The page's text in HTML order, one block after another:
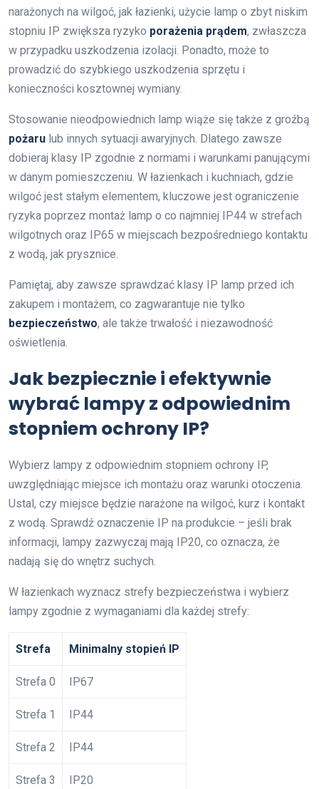
narażonych na wilgoć, jak łazienki, użycie lamp o zbyt niskim
stopniu IP zwiększa ryzyko porażenia prądem, zwłaszcza
w przypadku uszkodzenia izolacji. Ponadto, może to
prowadzić do szybkiego uszkodzenia sprzętu i
konieczności kosztownej wymiany.
Stosowanie nieodpowiednich lamp wiąże się także z groźbą
pożaru lub innych sytuacji awaryjnych. Dlatego zawsze
dobieraj klasy IP zgodnie z normami i warunkami panującymi
w danym pomieszczeniu. W łazienkach i kuchniach, gdzie
wilgoć jest stałym elementem, kluczowe jest ograniczenie
ryzyka poprzez montaż lamp o co najmniej IP44 w strefach
wilgotnych oraz IP65 w miejscach bezpośredniego kontaktu
z wodą, jak prysznice.
Pamiętaj, aby zawsze sprawdzać klasy IP lamp przed ich
zakupem i montażem, co zagwarantuje nie tylko
bezpieczeństwo, ale także trwałość i niezawodność
oświetlenia.
Jak bezpiecznie i efektywnie
wybrać lampy z odpowiednim
stopniem ochrony IP?
Wybierz lampy z odpowiednim stopniem ochrony IP,
uwzględniając miejsce ich montażu oraz warunki otoczenia.
Ustal, czy miejsce będzie narażone na wilgoć, kurz i kontakt
z wodą. Sprawdź oznaczenie IP na produkcie – jeśli brak
informacji, lampy zazwyczaj mają IP20, co oznacza, że
nadają się do wnętrz suchych.
W łazienkach wyznacz strefy bezpieczeństwa i wybierz
lampy zgodnie z wymaganiami dla każdej strefy:
Strefa Minimalny stopień IP
Strefa 0 IP67
Strefa 1 IP44
Strefa 2 IP44
Strefa 3 IP20